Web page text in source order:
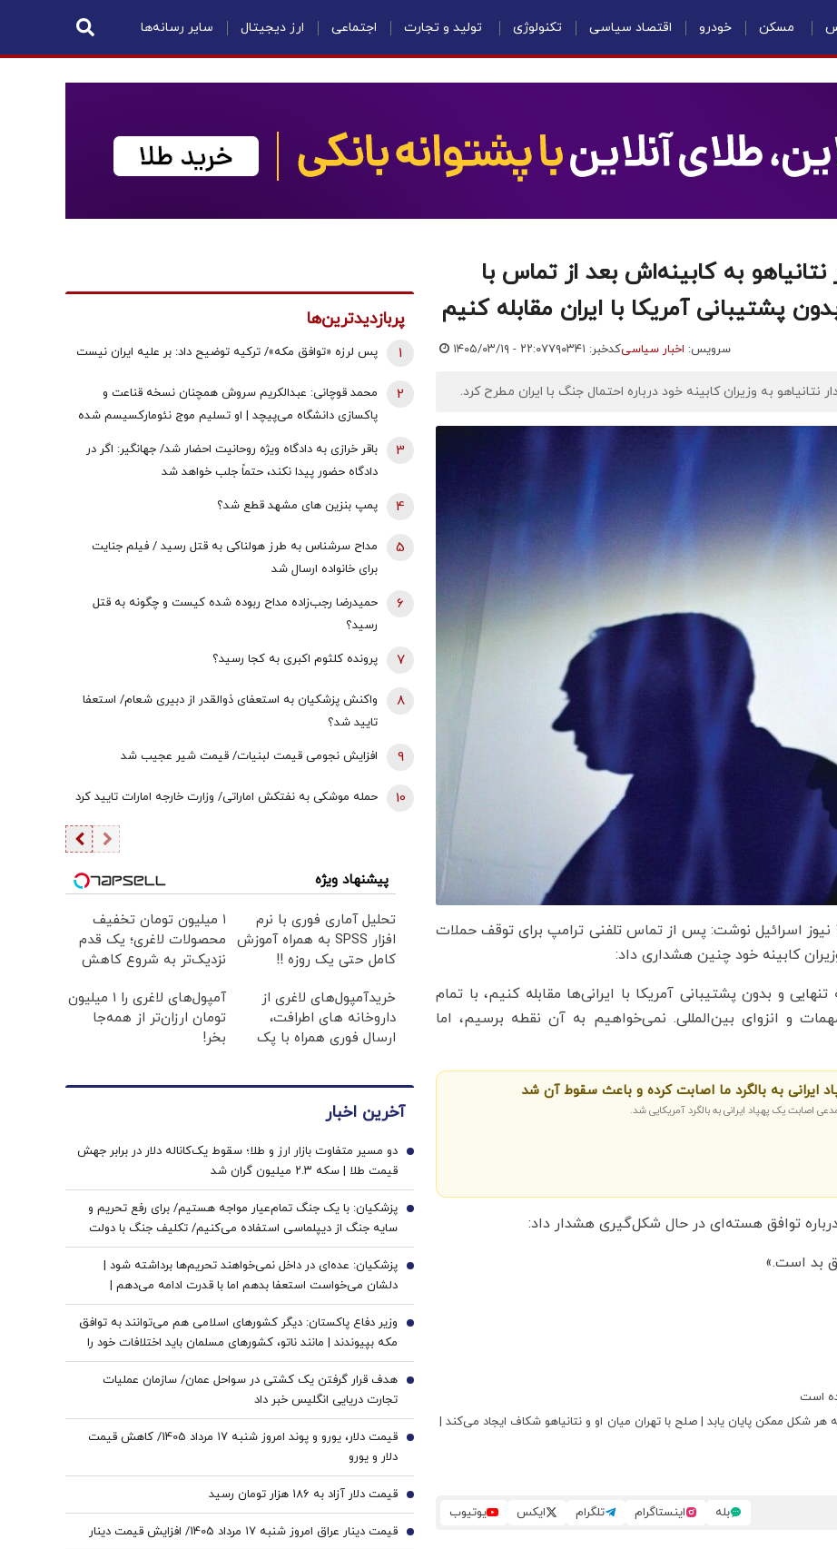
مسکن خودرو اقتصاد سیاسی تکنولوژی تولید و تجارت اجتماعی ارز دیجیتال سایر رسانه‌ها
نتانیاهو به کابینه‌اش بعد از تماس با
آمریکا با ایران مقابله کنیم
سرویس: اخبار سیاسیکدخبر: ۷۹۰۳۴۱ ۱۴۰۵/۰۳/۱۹ - ۲۲:۰۷
به گزارش اقتصادنیوز به نقل از انتخاب، کانال آی ۲۴ نیوز اسرائیل نوشت: پس از تماس تلفنی ترامپ برای توقف حملات
کابینه خود چنین هشداری داد:
و بدون پشتیبانی آمریکا با ایرانی‌ها مقابله کنیم، با تمام
و انزوای بین‌المللی. نمی‌خواهیم به آن نقطه برسیم، اما
ایرانی به بالگرد ما اصابت کرده و باعث سقوط آن شد
اصابت یک پهپاد ایرانی به بالگرد آمریکایی شد.
توافق هسته‌ای در حال شکل‌گیری هشدار داد:
بد است.»
است
هر شکل ممکن پایان یابد | صلح با تهران میان او و نتانیاهو شکاف ایجاد می‌کند |
بله اینستاگرام تلگرام ایکس یوتیوب
پربازدیدترین‌ها
پس لرزه «توافق مکه»/ ترکیه توضیح داد: بر علیه ایران نیست 1
محمد قوچانی: عبدالکریم سروش همچنان نسخه قناعت و
پاکسازی دانشگاه می‌پیچد | او تسلیم موج نئومارکسیسم شده
است | سروش به زبان چپ سخن می‌گوید و نظام بازار آزاد
رقابتی را با برچسب کاپیتالیسم توضیح می‌دهد
2
باقر خرازی به دادگاه ویژه روحانیت احضار شد/ جهانگیر: اگر در
دادگاه حضور پیدا نکند، حتماً جلب خواهد شد
3
پمپ بنزین های مشهد قطع شد؟ 4
مداح سرشناس به طرز هولناکی به قتل رسید / فیلم جنایت
برای خانواده ارسال شد
5
حمیدرضا رجب‌زاده مداح ربوده شده کیست و چگونه به قتل
رسید؟
6
پرونده کلثوم اکبری به کجا رسید؟ 7
واکنش پزشکیان به استعفای ذوالقدر از دبیری شعام/ استعفا
تایید شد؟
8
افزایش نجومی قیمت لبنیات/ قیمت شیر عجیب شد 9
حمله موشکی به نفتکش اماراتی/ وزارت خارجه امارات تایید کرد 10
پیشنهاد ویژه
تحلیل آماری فوری با نرم
افزار SPSS به همراه آموزش
کامل حتی یک روزه !!
۱ میلیون تومان تخفیف
محصولات لاغری؛ یک قدم
نزدیک‌تر به شروع کاهش
خریدآمپول‌های لاغری از
داروخانه های اطرافت،
ارسال فوری همراه با پک
آمپول‌های لاغری را ۱ میلیون
تومان ارزان‌تر از همه‌جا
بخر!
آخرین اخبار
دو مسیر متفاوت بازار ارز و طلا؛ سقوط یک‌کاناله دلار در برابر جهش
قیمت طلا | سکه ۲.۳ میلیون گران شد
1
پزشکیان: با یک جنگ تمام‌عیار مواجه هستیم/ برای رفع تحریم و
سایه جنگ از دیپلماسی استفاده می‌کنیم/ تکلیف جنگ با دولت
نیست
2
پزشکیان: عده‌ای در داخل نمی‌خواهند تحریم‌ها برداشته شود |
دلشان می‌خواست استعفا بدهم اما با قدرت ادامه می‌دهم |
قالیباف بهترین همکاری را با دولت دارد
3
وزیر دفاع پاکستان: دیگر کشورهای اسلامی هم می‌توانند به توافق
مکه بپیوندند | مانند ناتو، کشورهای مسلمان باید اختلافات خود را
کنار بگذارند
4
هدف قرار گرفتن یک کشتی در سواحل عمان/ سازمان عملیات
تجارت دریایی انگلیس خبر داد
5
قیمت دلار، یورو و پوند امروز شنبه ۱۷ مرداد 1405/ کاهش قیمت
دلار و یورو
6
قیمت دلار آزاد به 186 هزار تومان رسید 7
قیمت دینار عراق امروز شنبه ۱۷ مرداد 1405/ افزایش قیمت دینار 8